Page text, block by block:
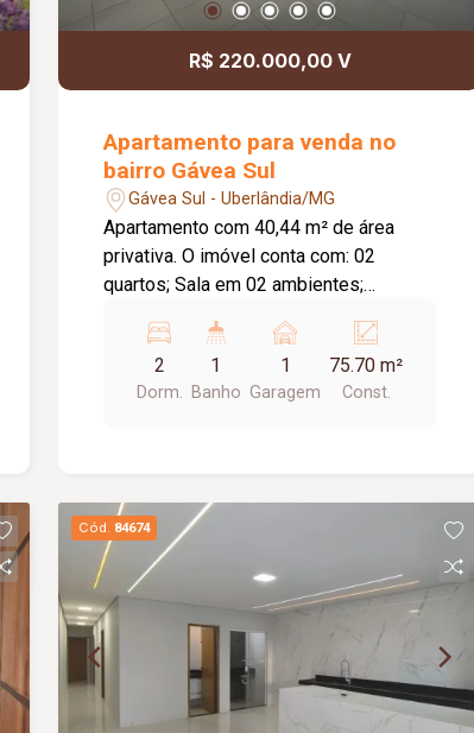
R$ 220.000,00 V
Apartamento para venda no
bairro Gávea Sul
Gávea Sul - Uberlândia/MG
Apartamento com 40,44 m² de área
privativa. O imóvel conta com: 02
quartos; Sala em 02 ambientes;
vaga de garagem; O condomínio
oferece: Portaria 24 horas; Portões
eletrônicos; Interfone; Câmeras de
Piso em porcelanato e laminado de
madeira; Bancadas em granito;
Ambientes funcionais e bem
distribuídos, proporcionando conforto e
praticidade. Informações
complementares: Área construída de
2
Dorm.
1
Banho
1
Garagem
75.70 m²
Const.
Cód. 84674